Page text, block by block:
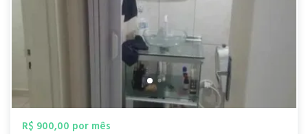
R$ 900,00 por mês